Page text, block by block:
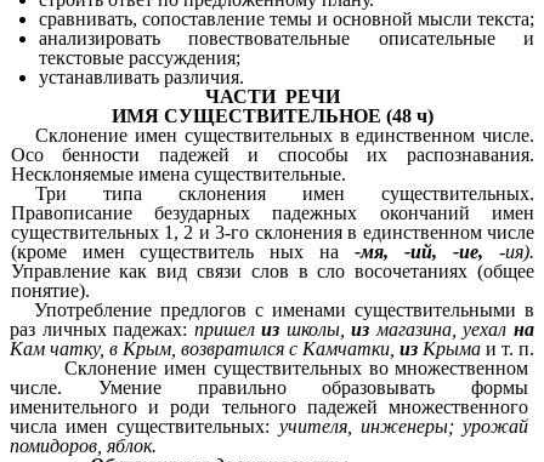
сравнивать, сопоставление темы и основной мысли текста;
анализировать повествовательные описательные и
текстовые рассуждения;
устанавливать различия.
ЧАСТИ РЕЧИ
ИМЯ СУЩЕСТВИТЕЛЬНОЕ (48 ч)
Склонение имен существительных в единственном числе.
Осо бенности падежей и способы их распознавания.
Несклоняемые имена существительные.
Три типа склонения имен существительных.
Правописание безударных падежных окончаний имен
существительных 1, 2 и 3-го склонения в единственном числе
(кроме имен существитель ных на-мя, -ий, -ие,-ия).
Управление как вид связи слов в сло восочетаниях (общее
понятие).
Употребление предлогов с именами существительными в
раз личных падежах: пришелиз школы,из магазина, уехална
Кам чатку, в Крым, возвратился с Камчатки, из Крыма и т. п.
Склонение имен существительных во множественном
числе. Умение правильно образовывать формы
именительного и роди тельного падежей множественного
числа имен существительных: учителя, инженеры; урожай
помидоров, яблок.